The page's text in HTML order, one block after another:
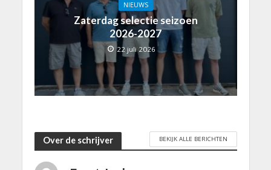
NIEUWS
Zaterdag selectie seizoen
2026-2027
22 juli 2026
Over de schrijver BEKIJK ALLE BERICHTEN